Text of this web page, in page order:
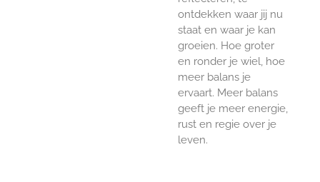
ontdekken waar jij nu
staat en waar je kan
groeien. Hoe groter
en ronder je wiel, hoe
meer balans je
ervaart. Meer balans
geeft je meer energie,
rust en regie over je
leven.